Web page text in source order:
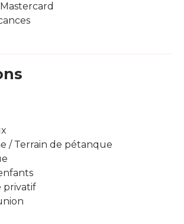
/ Terrain de pétanque
privatif